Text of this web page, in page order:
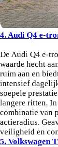
4. Audi Q4 e-
De Audi Q4 e-
waarde hecht
ruim aan en
intensief
soepele
langere ritten.
combinatie van
actieradius.
veiligheid en
5. Volkswagen